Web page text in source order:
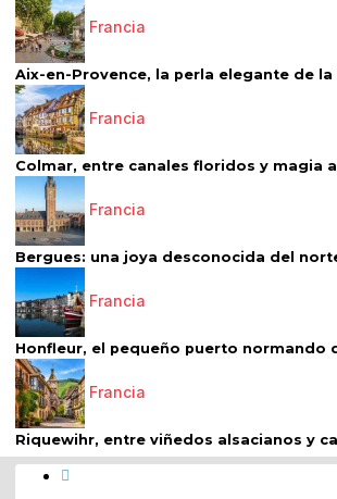
Francia
Aix-en-Provence, la perla elegante de la
Francia
Colmar, entre canales floridos y magia
Francia
Bergues: una joya desconocida del
Francia
Honfleur, el pequeño puerto normando
Francia
Riquewihr, entre viñedos alsacianos y